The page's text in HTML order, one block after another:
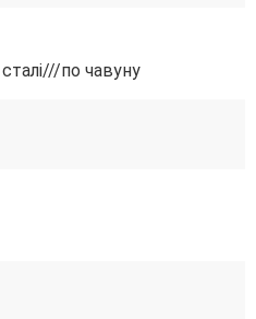
по чавуну